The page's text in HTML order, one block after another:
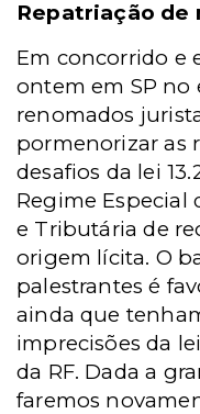
Repatriação de
Em concorrido e
ontem em SP no
renomados
pormenorizar as
desafios da lei
Regime Especial
e Tributária de
origem lícita. O
palestrantes é
ainda que
imprecisões da
da RF. Dada a
faremos